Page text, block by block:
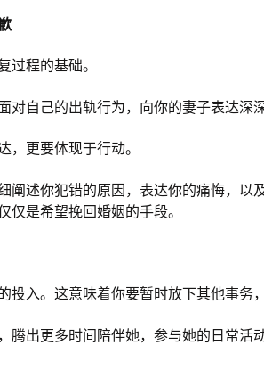
过程的基础。
对自己的出轨行为，向你的妻子表达深
，更要体现于行动。
阐述你犯错的原因，表达你的痛悔，以
仅是希望挽回婚姻的手段。
投入。这意味着你要暂时放下其他事务
腾出更多时间陪伴她，参与她的日常活